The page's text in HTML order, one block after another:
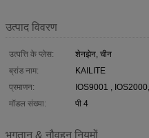
उत्पाद विवरण
उत्पत्ति के प्लेस:
शेनझेन, चीन
ब्रांड नाम:
KAILITE
प्रमाणन:
IOS9001 ,
मॉडल संख्या:
पी 4
भुगतान & नौवहन नियमों